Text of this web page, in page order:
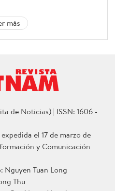
más
de Noticias) | ISSN: 1606 -
el 17 de marzo de
y Comunicación
Nguyen Tuan Long
Thu